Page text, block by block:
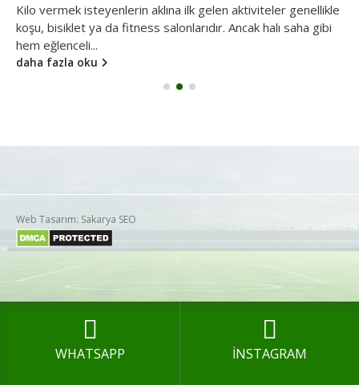
Kilo vermek isteyenlerin aklına ilk gelen aktiviteler genellikle
koşu, bisiklet ya da fitness salonlarıdır. Ancak halı saha gibi
hem eğlenceli...
daha fazla oku
Web Tasarım: Sakarya SEO
WHATSAPP İNSTAGRAM